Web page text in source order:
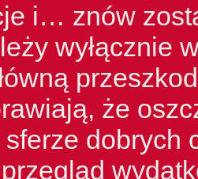
i… znów
wyłącznie
że
dobrych